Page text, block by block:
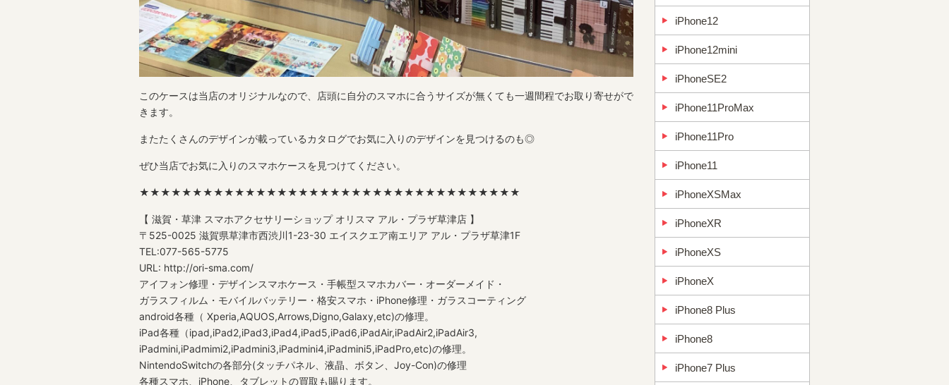
このケースは当店のオリジナルなので、店頭に自分のスマホに合うサイズが無くても一週間程でお取り寄せがで
きます。
またたくさんのデザインが載っているカタログでお気に入りのデザインを見つけるのも◎
ぜひ当店でお気に入りのスマホケースを見つけてください。
★★★★★★★★★★★★★★★★★★★★★★★★★★★★★★★★★★★★
【 滋賀・草津 スマホアクセサリーショップ オリスマ アル・プラザ草津店 】
〒525-0025 滋賀県草津市西渋川1-23-30 エイスクエア南エリア アル・プラザ草津1F
TEL:077-565-5775
URL: http://ori-sma.com/
アイフォン修理・デザインスマホケース・手帳型スマホカバー・オーダーメイド・
ガラスフィルム・モバイルバッテリー・格安スマホ・iPhone修理・ガラスコーティング
android各種（ Xperia,AQUOS,Arrows,Digno,Galaxy,etc)の修理。
iPad各種（ipad,iPad2,iPad3,iPad4,iPad5,iPad6,iPadAir,iPadAir2,iPadAir3,
iPadmini,iPadmimi2,iPadmini3,iPadmini4,iPadmini5,iPadPro,etc)の修理。
NintendoSwitchの各部分(タッチパネル、液晶、ボタン、Joy-Con)の修理
各種スマホ、iPhone、タブレットの買取も賜ります。
iPhone12
iPhone12mini
iPhoneSE2
iPhone11ProMax
iPhone11Pro
iPhone11
iPhoneXSMax
iPhoneXR
iPhoneXS
iPhoneX
iPhone8 Plus
iPhone8
iPhone7 Plus